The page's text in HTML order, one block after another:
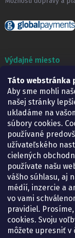
Táto webstránka
Aby sme mohli
našej stránky
ukladáme na
súbory cookies.
používané
užívateľského
cielených
používate našu
vášho súhlasu, aj
médií, inzercie a
vo vami
pravidiel.
cookies. Svoju
môžete upresniť v
Výdajné miesto
Lekáreň ADONAI
Košice – Smetanova 2
Pondelok:
07.30 –
Utorok:
07.30 –
Streda:
07.30 –
Štvrtok:
07.30 –
Piatok:
07.30 –
KONTAKT
eshop@
+421 948 203 203
Nájdete nás na
lekarenadonai/